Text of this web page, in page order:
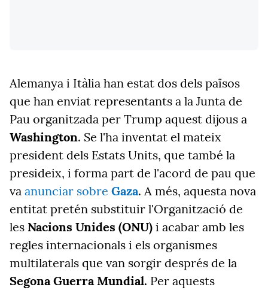
Alemanya i Itàlia han estat dos dels països
que han enviat representants a la Junta de
Pau organitzada per Trump aquest dijous a
Washington. Se l'ha inventat el mateix
president dels Estats Units, que també la
presideix, i forma part de l'acord de pau que
va anunciar sobre Gaza. A més, aquesta nova
entitat pretén substituir l'Organització de
les Nacions Unides (ONU) i acabar amb les
regles internacionals i els organismes
multilaterals que van sorgir després de la
Segona Guerra Mundial. Per aquests